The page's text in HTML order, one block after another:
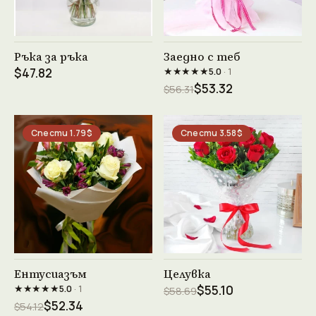
Виж продукта →
Ръка за ръка
$47.82
Виж продукта →
Заедно с теб
★★★★★5.0· 1
$56.31$53.32
Спести 1.79$
Виж продукта →
Ентусиазъм
★★★★★5.0· 1
$54.12$52.34
Спести 3.58$
Виж продукта →
Целувка
$58.69$55.10